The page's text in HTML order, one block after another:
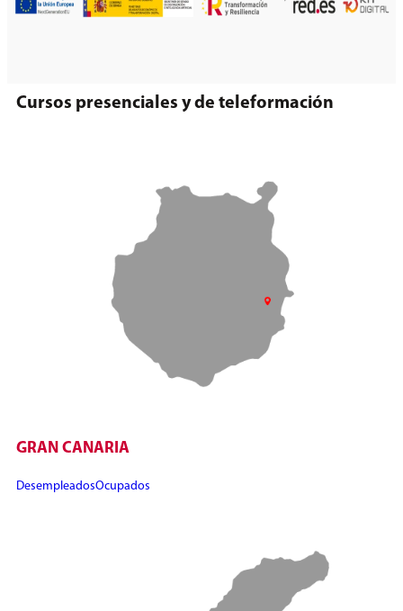
Cursos presenciales y de teleformación
GRAN CANARIA
DesempleadosOcupados